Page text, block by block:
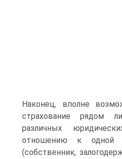
Наконец, вполне
страхование рядом
различных
отношению к
(собственник,